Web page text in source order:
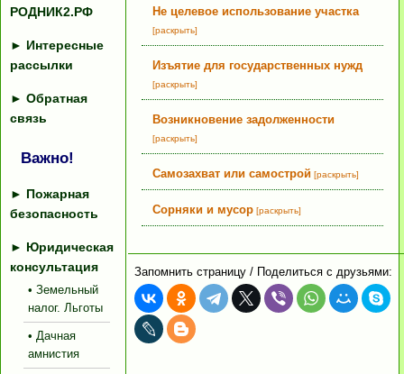
РОДНИК2.РФ
► Интересные
рассылки
► Обратная
связь
Важно!
► Пожарная
безопасность
► Юридическая
консультация
• Земельный
налог. Льготы
• Дачная
амнистия
Не целевое использование участка
[раскрыть]
Изъятие для государственных нужд
[раскрыть]
Возникновение задолженности
[раскрыть]
Самозахват или самострой [раскрыть]
Сорняки и мусор [раскрыть]
Запомнить страницу / Поделиться с друзьями: